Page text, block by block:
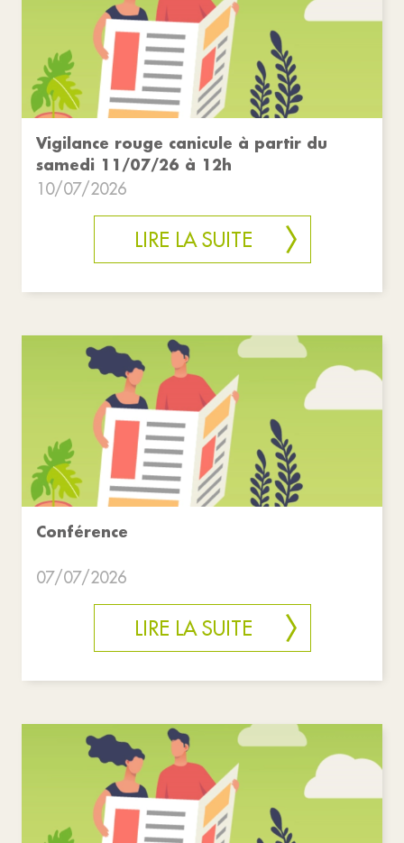
Vigilance rouge canicule à partir du
samedi 11/07/26 à 12h
10/07/2026
LIRE LA SUITE
Conférence
07/07/2026
LIRE LA SUITE